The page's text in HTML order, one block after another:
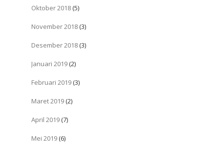
Oktober 2018 (5)
November 2018 (3)
Desember 2018 (3)
Januari 2019 (2)
Februari 2019 (3)
Maret 2019 (2)
April 2019 (7)
Mei 2019 (6)